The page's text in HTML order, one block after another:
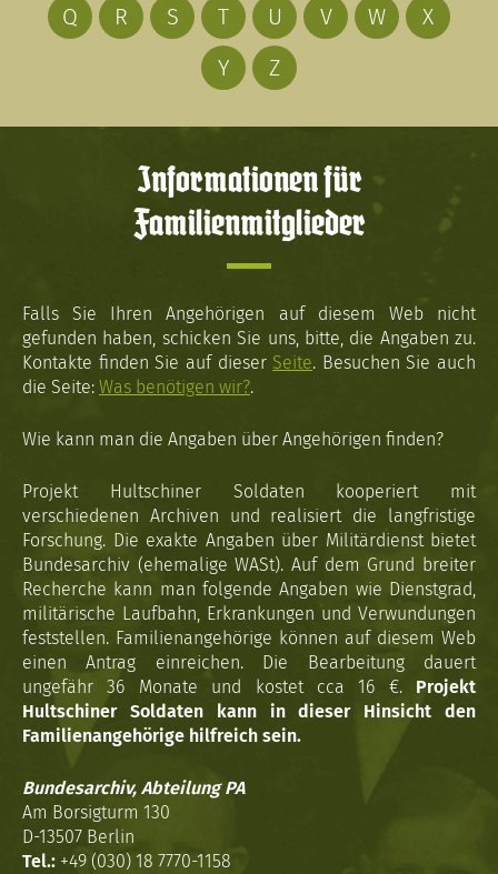
Q
R S T U V W
X
Y
Z
Informationen für
Familienmitglieder
Falls Sie Ihren Angehörigen auf diesem Web nicht
gefunden haben, schicken Sie uns, bitte, die Angaben zu.
Kontakte finden Sie auf dieser Seite. Besuchen Sie auch
die Seite: Was benötigen wir?.
Wie kann man die Angaben über Angehörigen finden?
Projekt Hultschiner Soldaten kooperiert mit
verschiedenen Archiven und realisiert die langfristige
Forschung. Die exakte Angaben über Militärdienst bietet
Bundesarchiv (ehemalige WASt). Auf dem Grund breiter
Recherche kann man folgende Angaben wie Dienstgrad,
militärische Laufbahn, Erkrankungen und Verwundungen
feststellen. Familienangehörige können auf diesem Web
einen Antrag einreichen. Die Bearbeitung dauert
ungefähr 36 Monate und kostet cca 16 €. Projekt
Hultschiner Soldaten kann in dieser Hinsicht den
Familienangehörige hilfreich sein.
Bundesarchiv, Abteilung PA
Am Borsigturm 130
D-13507 Berlin
Tel.: +49 (030) 18 7770-1158